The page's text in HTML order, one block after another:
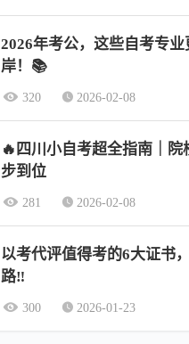
2026年考公，这些自考专业
岸！📚
320 2026-02-08
🔥四川小自考超全指南｜院
步到位
281 2026-02-08
以考代评值得考的6大证书
路‼️
300 2026-01-23